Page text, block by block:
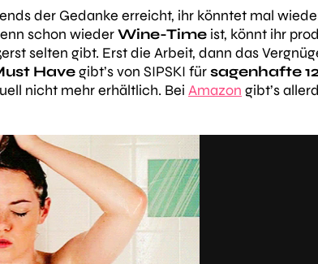
der Gedanke erreicht, ihr könntet mal
schon wiederWine-Time ist, könnt ihr
selten gibt. Erst die Arbeit, dann das
Havegibt’s von SIPSKI fürsagenhafte
nicht mehr erhältlich. Bei Amazon gibt’s